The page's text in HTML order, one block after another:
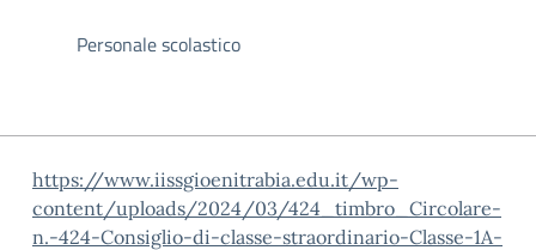
Personale scolastico
https://www.iissgioenitrabia.edu.it/wp-
content/uploads/2024/03/424_timbro_Circolare-
n.-424-Consiglio-di-classe-straordinario-Classe-1A-